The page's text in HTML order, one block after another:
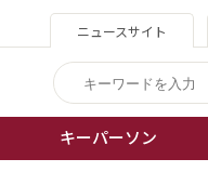
ニュースサイト
キーパーソン